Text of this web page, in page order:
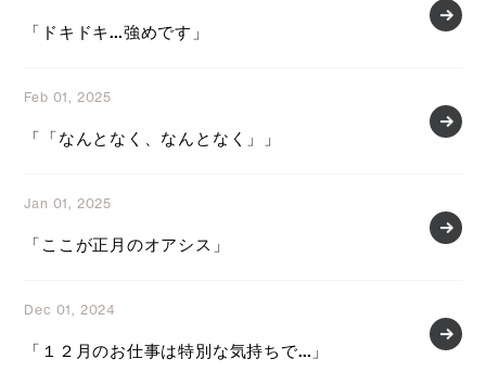
「ドキドキ…強めです」
Feb 01, 2025
「「なんとなく、なんとなく」」
Jan 01, 2025
「ここが正月のオアシス」
Dec 01, 2024
「１２月のお仕事は特別な気持ちで…」